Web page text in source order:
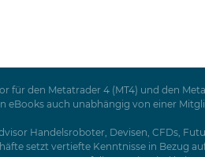
den Metatrader 4 (MT4) und den
auch unabhängig von einer
Handelsroboter, Devisen, CFDs,
setzt vertiefte Kenntnisse in Bezug